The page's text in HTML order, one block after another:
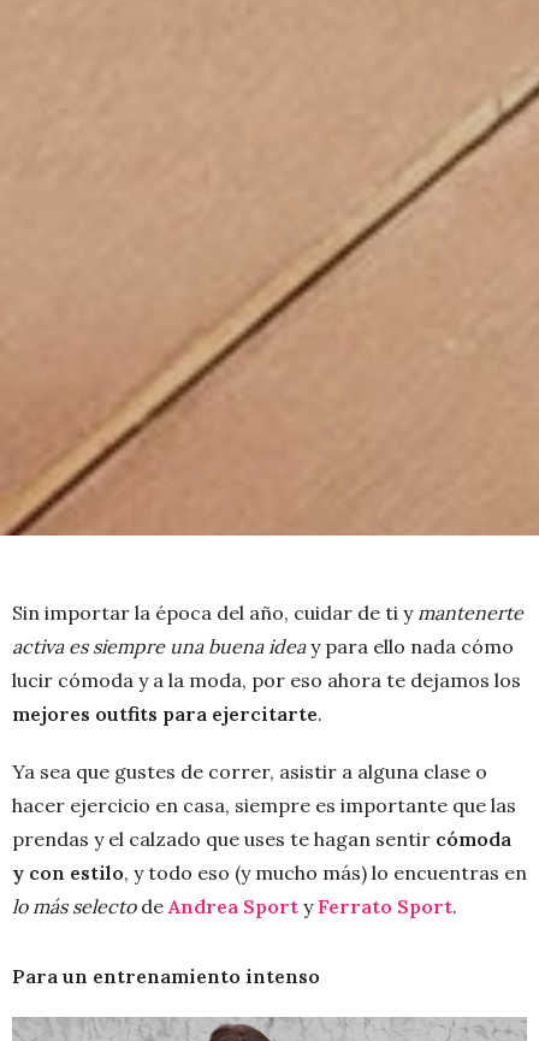
Sin importar la época del año, cuidar de ti y mantenerte
activa es siempre una buena ideay para ello nada cómo
lucir cómoda y a la moda, por eso ahora te dejamos los
mejores outfits para ejercitarte.
Ya sea que gustes de correr, asistir a alguna clase o
hacer ejercicio en casa, siempre es importante que las
prendas y el calzado que uses te hagan sentir cómoda
y con estilo, y todo eso (y mucho más) lo encuentras en
lo más selectode Andrea Sport yFerrato Sport.
Para un entrenamiento intenso